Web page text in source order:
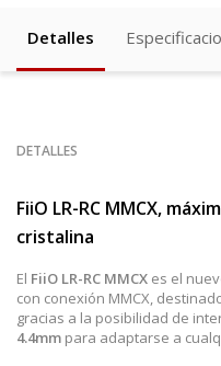
Detalles
DETALLES
FiiO LR-RC MMCX,
cristalina
El FiiO LR-RC MMCX es el
con conexión MMCX,
gracias a la posibilidad de
4.4mm para adaptarse a